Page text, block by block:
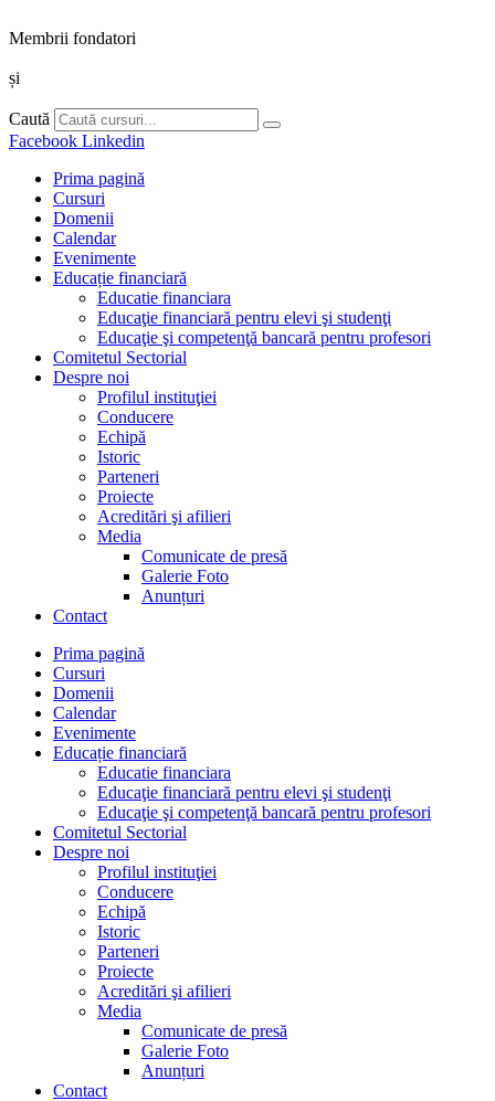
Membrii fondatori
și
Caută
Facebook Linkedin
Prima pagină
Cursuri
Domenii
Calendar
Evenimente
Educație financiară
Educatie financiara
Educaţie financiară pentru elevi şi studenţi
Educaţie şi competenţă bancară pentru profesori
Comitetul Sectorial
Despre noi
Profilul instituţiei
Conducere
Echipă
Istoric
Parteneri
Proiecte
Acreditări şi afilieri
Media
Comunicate de presă
Galerie Foto
Anunțuri
Contact
Prima pagină
Cursuri
Domenii
Calendar
Evenimente
Educație financiară
Educatie financiara
Educaţie financiară pentru elevi şi studenţi
Educaţie şi competenţă bancară pentru profesori
Comitetul Sectorial
Despre noi
Profilul instituţiei
Conducere
Echipă
Istoric
Parteneri
Proiecte
Acreditări şi afilieri
Media
Comunicate de presă
Galerie Foto
Anunțuri
Contact